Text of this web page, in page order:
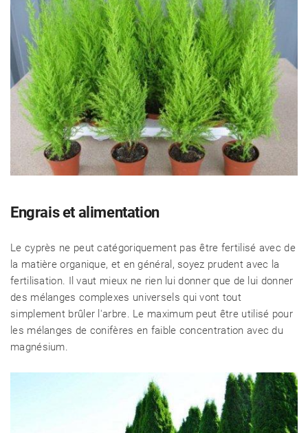
Engrais et alimentation
Le cyprès ne peut catégoriquement pas être fertilisé avec de
la matière organique, et en général, soyez prudent avec la
fertilisation. Il vaut mieux ne rien lui donner que de lui donner
des mélanges complexes universels qui vont tout
simplement brûler l'arbre. Le maximum peut être utilisé pour
les mélanges de conifères en faible concentration avec du
magnésium.